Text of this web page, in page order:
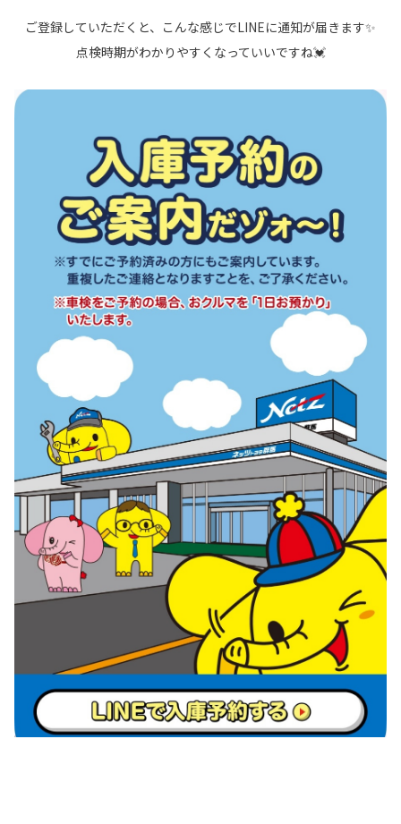
ご登録していただくと、こんな感じでLINEに通知が届きます✨
点検時期がわかりやすくなっていいですね💓